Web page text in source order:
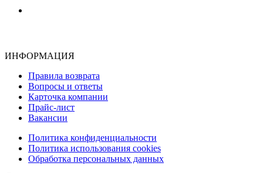
ИНФОРМАЦИЯ
Правила возврата
Вопросы и ответы
Карточка компании
Прайс-лист
Вакансии
Политика конфиденциальности
Политика использования cookies
Обработка персональных данных